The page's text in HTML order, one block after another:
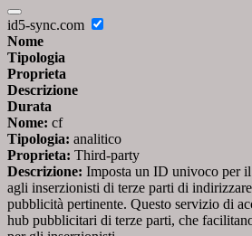
id5-sync.com
Nome
Tipologia
Proprieta
Descrizione
Durata
Nome: cf
Tipologia: analitico
Proprieta: Third-party
Descrizione: Imposta un ID univoco per
agli inserzionisti di terze parti di
pubblicità pertinente. Questo servizio di
hub pubblicitari di terze parti, che